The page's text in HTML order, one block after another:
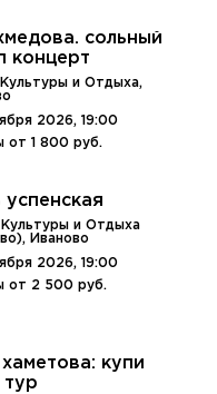
сольный
концерт
и Отдыха,
2026, 19:00
от 1 800 руб.
и Отдыха
Иваново
2026, 19:00
от 2 500 руб.
купи
тур